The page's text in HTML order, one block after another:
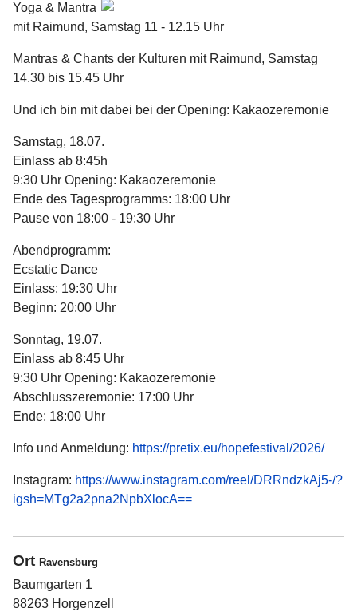
Yoga & Mantra
mit Raimund, Samstag 11 - 12.15 Uhr
Mantras & Chants der Kulturen mit Raimund, Samstag
14.30 bis 15.45 Uhr
Und ich bin mit dabei bei der Opening: Kakaozeremonie
Samstag, 18.07.
Einlass ab 8:45h
9:30 Uhr Opening: Kakaozeremonie
Ende des Tagesprogramms: 18:00 Uhr
Pause von 18:00 - 19:30 Uhr
Abendprogramm:
Ecstatic Dance
Einlass: 19:30 Uhr
Beginn: 20:00 Uhr
Sonntag, 19.07.
Einlass ab 8:45 Uhr
9:30 Uhr Opening: Kakaozeremonie
Abschlusszeremonie: 17:00 Uhr
Ende: 18:00 Uhr
Info und Anmeldung: https://pretix.eu/hopefestival/2026/
Instagram: https://www.instagram.com/reel/DRRndzkAj5-/?
igsh=MTg2a2pna2NpbXlocA==
Ort Ravensburg
Baumgarten 1
88263 Horgenzell